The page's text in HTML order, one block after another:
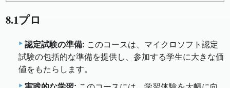
8.1プロ
認定試験の準備: このコースは、マイクロソフト認定
試験の包括的な準備を提供し、参加する学生に大きな価
値をもたらします。